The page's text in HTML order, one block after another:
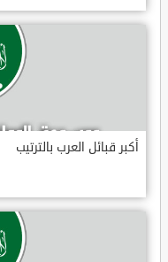
أكبر قبائل العرب بالترتيب